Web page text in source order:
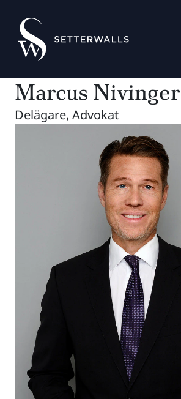
Marcus Nivinger
Delägare, Advokat